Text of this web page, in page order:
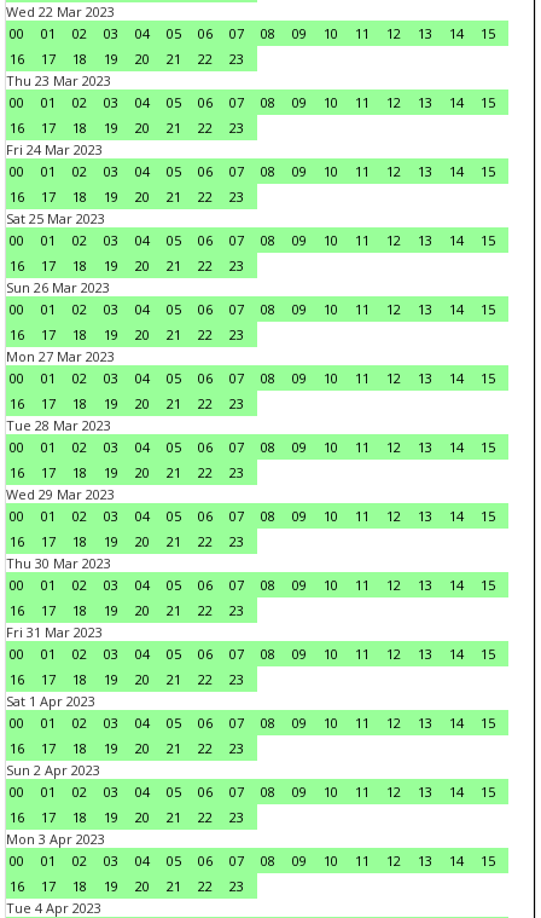
Wed 22 Mar 2023
00
01 02 03 04 05 06 07 08 09 10 11 12 13 14
15
16
17 18 19 20 21 22
23
Thu 23 Mar 2023
00
01 02 03 04 05 06 07 08 09 10 11 12 13 14
15
16
17 18 19 20 21 22
23
Fri 24 Mar 2023
00
01 02 03 04 05 06 07 08 09 10 11 12 13 14
15
16
17 18 19 20 21 22
23
Sat 25 Mar 2023
00
01 02 03 04 05 06 07 08 09 10 11 12 13 14
15
16
17 18 19 20 21 22
23
Sun 26 Mar 2023
00
01 02 03 04 05 06 07 08 09 10 11 12 13 14
15
16
17 18 19 20 21 22
23
Mon 27 Mar 2023
00
01 02 03 04 05 06 07 08 09 10 11 12 13 14
15
16
17 18 19 20 21 22
23
Tue 28 Mar 2023
00
01 02 03 04 05 06 07 08 09 10 11 12 13 14
15
16
17 18 19 20 21 22
23
Wed 29 Mar 2023
00
01 02 03 04 05 06 07 08 09 10 11 12 13 14
15
16
17 18 19 20 21 22
23
Thu 30 Mar 2023
00
01 02 03 04 05 06 07 08 09 10 11 12 13 14
15
16
17 18 19 20 21 22
23
Fri 31 Mar 2023
00
01 02 03 04 05 06 07 08 09 10 11 12 13 14
15
16
17 18 19 20 21 22
23
Sat 1 Apr 2023
00
01 02 03 04 05 06 07 08 09 10 11 12 13 14
15
16
17 18 19 20 21 22
23
Sun 2 Apr 2023
00
01 02 03 04 05 06 07 08 09 10 11 12 13 14
15
16
17 18 19 20 21 22
23
Mon 3 Apr 2023
00
01 02 03 04 05 06 07 08 09 10 11 12 13 14
15
16
17 18 19 20 21 22
23
Tue 4 Apr 2023